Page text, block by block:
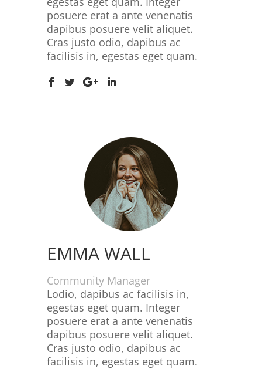
posuere erat a ante venenatis
dapibus posuere velit aliquet.
Cras justo odio, dapibus ac
facilisis in, egestas eget quam.
EMMA WALL
Community Manager
Lodio, dapibus ac facilisis in,
egestas eget quam. Integer
posuere erat a ante venenatis
dapibus posuere velit aliquet.
Cras justo odio, dapibus ac
facilisis in, egestas eget quam.